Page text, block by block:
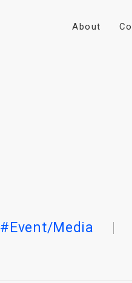
About Co
#Event/Media